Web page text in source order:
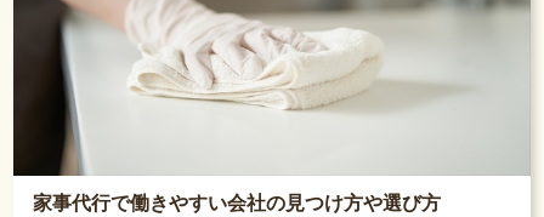
家事代行で働きやすい会社の見つけ方や選び方